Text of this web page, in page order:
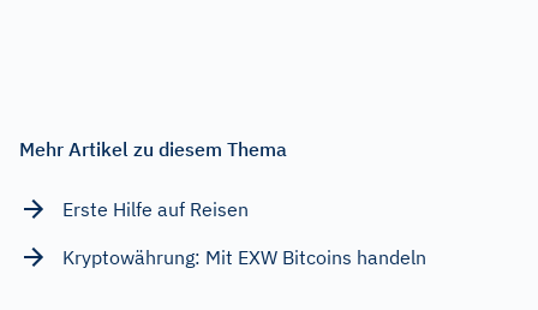
Mehr Artikel zu diesem Thema
Erste Hilfe auf Reisen
Kryptowährung: Mit EXW Bitcoins handeln